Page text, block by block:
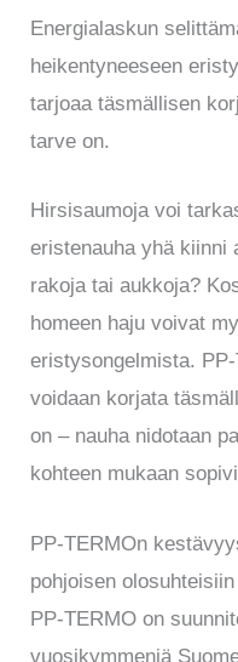
Energialaskun
heikentyneeseen
tarjoaa täsmällisen
tarve on.
Hirsisaumoja voi
eristenauha yhä kiinni
rakoja tai aukkoja?
homeen haju voivat
eristysongelmista.
voidaan korjata
on – nauha nidotaan
kohteen mukaan
PP-TERMOn
pohjoisen olosuhteisiin
PP-TERMO on
vuosikymmeniä